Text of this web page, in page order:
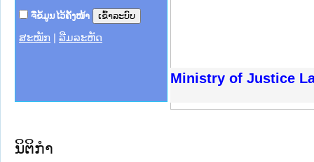
ຈື່ຂໍ້ມູນໄວ້ຄັ້ງໜ້າ
ສະໝັກ ລືມລະຫັດ
Ministry of Justice
າຊົນ ພາກເໜືອ
ການ
ກາງ
ໃຕ້
ຕຳຫຼວດປະຊາຊົນ
ສັນຕິບານປະຊາຊົນ
ກເໜືອ
າຊົນ ພາກກາງ
ນິຕິກໍາ